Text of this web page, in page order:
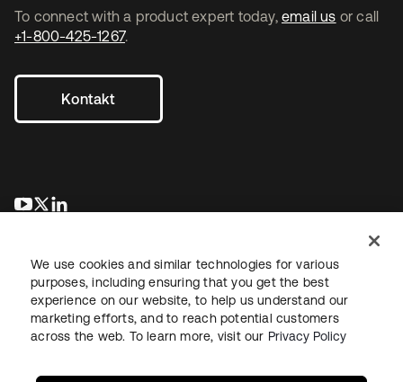
To connect with a product expert today, email us or call
+1-800-425-1267.
Kontakt
wird in einer neuen Registerkarte geöffnet
wird in einer neuen Registerkarte geöffnet
RechtDatenschutzrichtlinieNutzungsbedingungenSicherheit
We use cookies and similar technologies for various
purposes, including ensuring that you get the best
experience on our website, to help us understand our
marketing efforts, and to reach potential customers
across the web. To learn more, visit our Privacy Policy